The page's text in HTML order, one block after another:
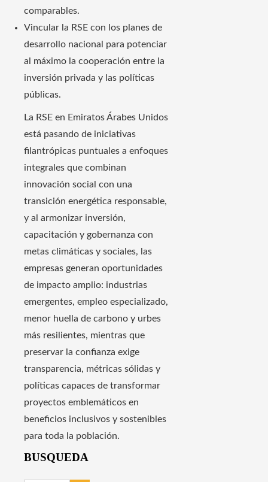
comparables.
Vincular la RSE con los planes de
desarrollo nacional para potenciar
al máximo la cooperación entre la
inversión privada y las políticas
públicas.
La RSE en Emiratos Árabes Unidos
está pasando de iniciativas
filantrópicas puntuales a enfoques
integrales que combinan
innovación social con una
transición energética responsable,
y al armonizar inversión,
capacitación y gobernanza con
metas climáticas y sociales, las
empresas generan oportunidades
de impacto amplio: industrias
emergentes, empleo especializado,
menor huella de carbono y urbes
más resilientes, mientras que
preservar la confianza exige
transparencia, métricas sólidas y
políticas capaces de transformar
proyectos emblemáticos en
beneficios inclusivos y sostenibles
para toda la población.
BUSQUEDA